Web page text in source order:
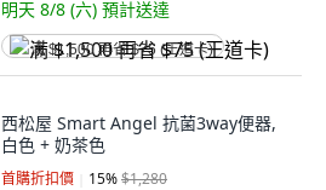
明天 8/8 (六) 預計送達
满 $1,500 再省 $75 (王道卡)
西松屋 Smart Angel 抗菌3way便器,
白色 + 奶茶色
首購折扣價 15%$1,280